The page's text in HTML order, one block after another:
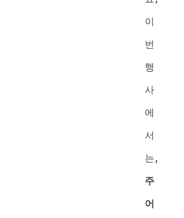
이
번
행
사
에
서
는,
주
어